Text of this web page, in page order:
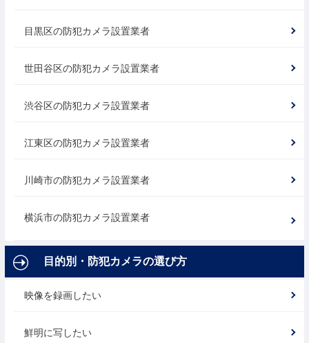
目黒区の防犯カメラ設置業者
世田谷区の防犯カメラ設置業者
渋谷区の防犯カメラ設置業者
江東区の防犯カメラ設置業者
川崎市の防犯カメラ設置業者
横浜市の防犯カメラ設置業者
目的別・防犯カメラの選び方
映像を録画したい
鮮明に写したい